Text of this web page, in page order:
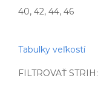
40, 42, 44, 46
Tabulky veľkostí
FILTROVAŤ STRIH: